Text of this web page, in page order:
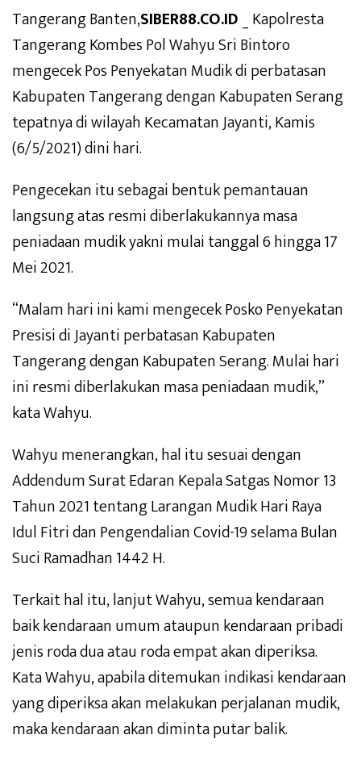
Tangerang Banten,SIBER88.CO.ID _ Kapolresta
Tangerang Kombes Pol Wahyu Sri Bintoro
mengecek Pos Penyekatan Mudik di perbatasan
Kabupaten Tangerang dengan Kabupaten Serang
tepatnya di wilayah Kecamatan Jayanti, Kamis
(6/5/2021) dini hari.
Pengecekan itu sebagai bentuk pemantauan
langsung atas resmi diberlakukannya masa
peniadaan mudik yakni mulai tanggal 6 hingga 17
Mei 2021.
“Malam hari ini kami mengecek Posko Penyekatan
Presisi di Jayanti perbatasan Kabupaten
Tangerang dengan Kabupaten Serang. Mulai hari
ini resmi diberlakukan masa peniadaan mudik,”
kata Wahyu.
Wahyu menerangkan, hal itu sesuai dengan
Addendum Surat Edaran Kepala Satgas Nomor 13
Tahun 2021 tentang Larangan Mudik Hari Raya
Idul Fitri dan Pengendalian Covid-19 selama Bulan
Suci Ramadhan 1442 H.
Terkait hal itu, lanjut Wahyu, semua kendaraan
baik kendaraan umum ataupun kendaraan pribadi
jenis roda dua atau roda empat akan diperiksa.
Kata Wahyu, apabila ditemukan indikasi kendaraan
yang diperiksa akan melakukan perjalanan mudik,
maka kendaraan akan diminta putar balik.